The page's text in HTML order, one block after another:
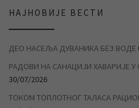
НАЈНОВИЈЕ ВЕСТИ
ДЕО НАСЕЉА ДУВАНИКА БЕЗ ВОДЕ
РАДОВИ НА САНАЦИЈИ ХАВАРИЈЕ У
30/07/2026
ТОКОМ ТОПЛОТНОГ ТАЛАСА